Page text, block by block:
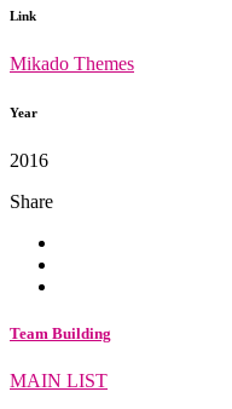
Link
Mikado Themes
Year
2016
Share
Team Building
MAIN LIST